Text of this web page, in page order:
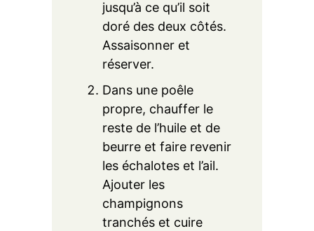
jusqu’à ce qu’il soit
doré des deux côtés.
Assaisonner et
réserver.
Dans une poêle
propre, chauffer le
reste de l’huile et de
beurre et faire revenir
les échalotes et l’ail.
Ajouter les
champignons
tranchés et cuire